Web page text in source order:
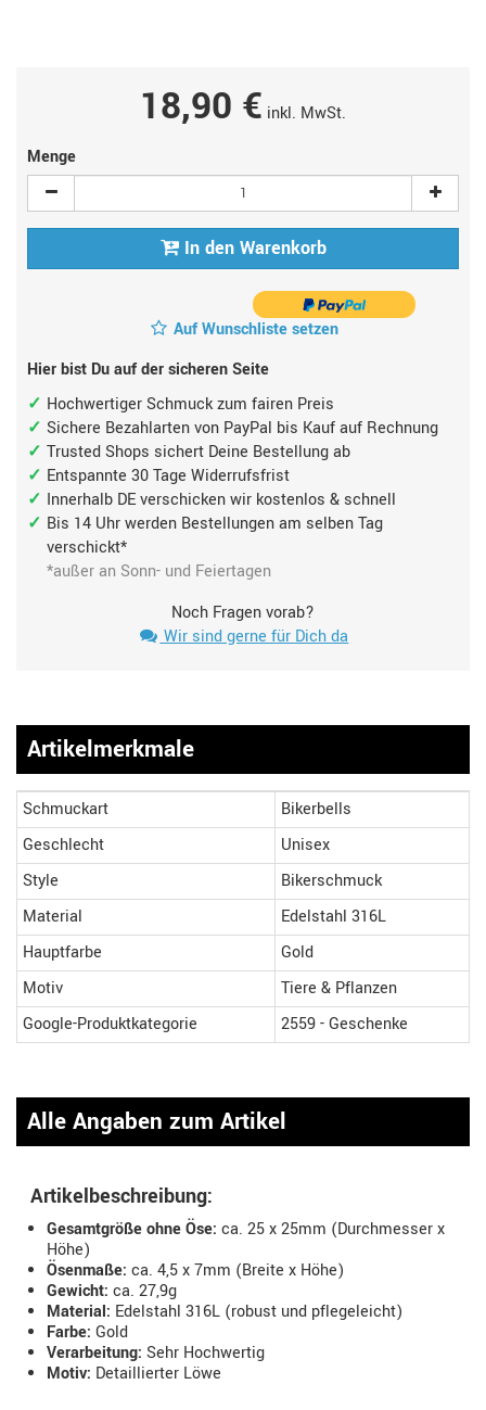
18,90 € inkl. MwSt.
Menge
In den Warenkorb
Auf Wunschliste setzen
Hier bist Du auf der sicheren Seite
Hochwertiger Schmuck zum fairen Preis
Sichere Bezahlarten von PayPal bis Kauf auf Rechnung
Trusted Shops sichert Deine Bestellung ab
Entspannte 30 Tage Widerrufsfrist
Innerhalb DE verschicken wir kostenlos & schnell
Bis 14 Uhr werden Bestellungen am selben Tag
verschickt*
*außer an Sonn- und Feiertagen
Noch Fragen vorab?
Wir sind gerne für Dich da
Artikelmerkmale
Schmuckart
Bikerbells
Geschlecht
Unisex
Style
Bikerschmuck
Material
Edelstahl 316L
Hauptfarbe
Gold
Motiv
Tiere & Pflanzen
Google-Produktkategorie
2559 - Geschenke
Alle Angaben zum Artikel
Artikelbeschreibung:
Gesamtgröße ohne Öse: ca. 25 x 25mm (Durchmesser x
Höhe)
Ösenmaße: ca. 4,5 x 7mm (Breite x Höhe)
Gewicht: ca. 27,9g
Material: Edelstahl 316L (robust und pflegeleicht)
Farbe: Gold
Verarbeitung: Sehr Hochwertig
Motiv: Detaillierter Löwe